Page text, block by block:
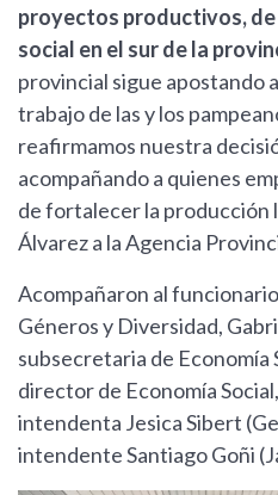
proyectos productivos,
social en el sur de la
provincial sigue apostando
trabajo de las y los
reafirmamos nuestra
acompañando a quienes
de fortalecer la producción
Álvarez a la Agencia
Acompañaron al
Géneros y Diversidad,
subsecretaria de Economía
director de Economía
intendenta Jesica Sibert
intendente Santiago Goñi